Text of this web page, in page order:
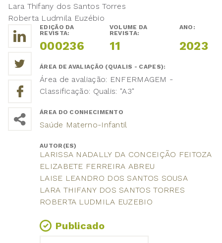
Lara Thifany dos Santos Torres
Roberta Ludmila Euzébio
EDIÇÃO DA
REVISTA:
000236
VOLUME DA
REVISTA:
11
ANO:
2023
ÁREA DE AVALIAÇÃO (QUALIS - CAPES):
Área de avaliação: ENFERMAGEM -
Classificação: Qualis: "A3"
ÁREA DO CONHECIMENTO
Saúde Materno-Infantil
AUTOR(ES)
LARISSA NADALLY DA CONCEIÇÃO FEITOZA
ELIZABETE FERREIRA ABREU
LAISE LEANDRO DOS SANTOS SOUSA
LARA THIFANY DOS SANTOS TORRES
ROBERTA LUDMILA EUZEBIO
Publicado